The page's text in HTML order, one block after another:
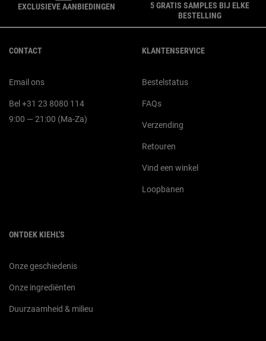
EXCLUSIEVE AANBIEDINGEN
5 GRATIS SAMPLES BIJ ELKE
BESTELLING
CONTACT
Email ons
Bel +31 23 8080 114
9:00 — 21:00 (Ma-Za)
KLANTENSERVICE
Bestelstatus
FAQs
Verzending
Retouren
Vind een winkel
Loopbanen
ONTDEK KIEHL'S
Onze geschiedenis
Onze ingrediënten
Duurzaamheid & milieu